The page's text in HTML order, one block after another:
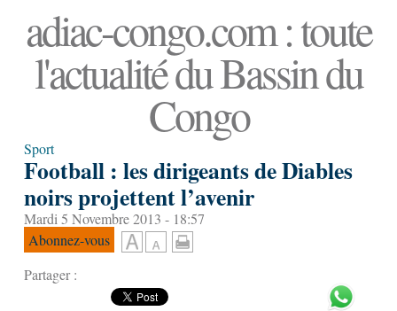
adiac-congo.com : toute
l'actualité du Bassin du
Congo
Sport
Football : les dirigeants de Diables
noirs projettent l’avenir
Mardi 5 Novembre 2013 - 18:57
Abonnez-vous
Partager :